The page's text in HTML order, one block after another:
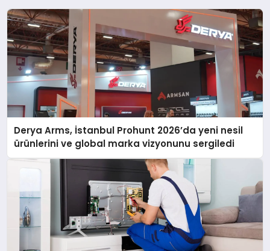
Derya Arms, İstanbul Prohunt 2026’da yeni nesil
ürünlerini ve global marka vizyonunu sergiledi